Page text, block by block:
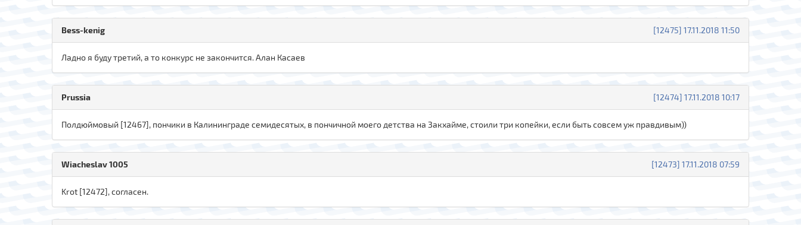
[12475] 17.11.2018 11:50
Bess-kenig
Ладно я буду третий, а то конкурс не закончится. Алан Касаев
[12474] 17.11.2018 10:17
Prussia
Полдюймовый [12467], пончики в Калининграде семидесятых, в пончичной моего детства на Закхайме, стоили три копейки, если быть совсем уж правдивым))
[12473] 17.11.2018 07:59
Wiacheslav 1005
Krot [12472], согласен.